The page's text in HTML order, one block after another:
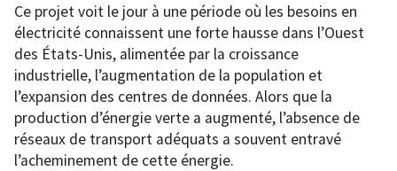
Ce projet voit le jour à une période où les besoins en
électricité connaissent une forte hausse dans l’Ouest
des États-Unis, alimentée par la croissance
industrielle, l’augmentation de la population et
l’expansion des centres de données. Alors que la
production d’énergie verte a augmenté, l’absence de
réseaux de transport adéquats a souvent entravé
l’acheminement de cette énergie.